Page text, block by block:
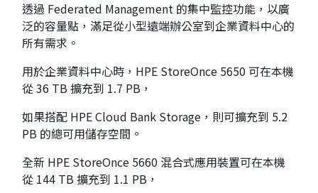
透過 Federated Management 的集中監控功能，以廣
泛的容量點，滿足從小型遠端辦公室到企業資料中心的
所有需求。
用於企業資料中心時，HPE StoreOnce 5650 可在本機
從 36 TB 擴充到 1.7 PB，
如果搭配 HPE Cloud Bank Storage，則可擴充到 5.2
PB 的總可用儲存空間。
全新 HPE StoreOnce 5660 混合式應用裝置可在本機
從 144 TB 擴充到 1.1 PB，